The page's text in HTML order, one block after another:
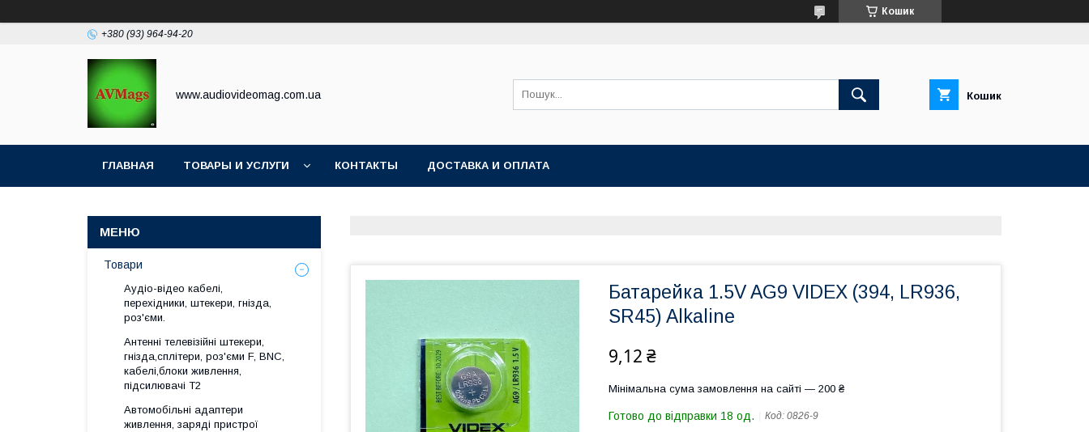
Кошик
+380 (93) 964-94-20
www.audiovideomag.com.ua Кошик
ГЛАВНАЯ ТОВАРЫ И УСЛУГИ КОНТАКТЫ ДОСТАВКА И ОПЛАТА
Батарейка 1.5V AG9 VIDEX (394, LR936,
SR45) Alkaline
9,12 ₴
Мінімальна сума замовлення на сайті — 200 ₴
Готово до відправки 18 од. Код: 0826-9
Товари
Аудіо-відео кабелі,
перехідники, штекери, гнізда,
роз'єми.
Антенні телевізійні штекери,
гнізда,сплітери, роз'єми F, BNC,
кабелі,блоки живлення,
підсилювачі Т2
Автомобільні адаптери
живлення, заряді пристрої